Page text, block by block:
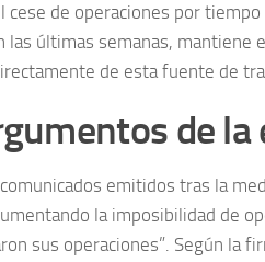
cese de operaciones por
las últimas semanas, mantiene
de esta fuente de
de la
emitidos tras la
la imposibilidad de
sus operaciones”. Según la